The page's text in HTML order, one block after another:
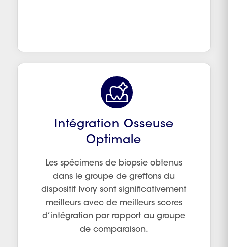
Intégration Osseuse
Optimale
Les spécimens de biopsie obtenus
dans le groupe de greffons du
dispositif Ivory sont significativement
meilleurs avec de meilleurs scores
d’intégration par rapport au groupe
de comparaison.